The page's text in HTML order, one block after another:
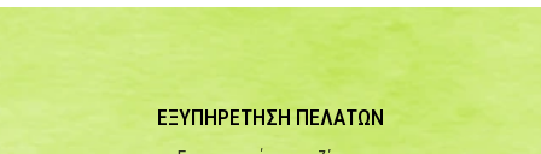
ΕΞΥΠΗΡΕΤΗΣΗ ΠΕΛΑΤΩΝ